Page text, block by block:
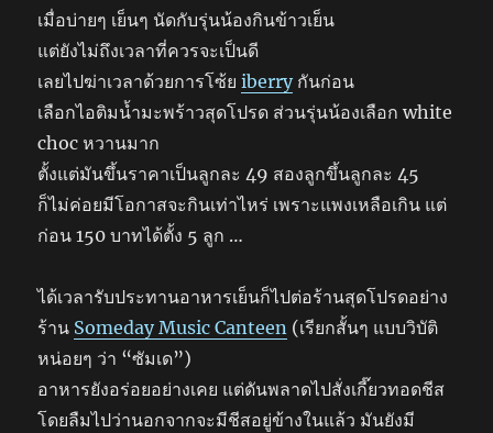
เมื่อบ่ายๆ เย็นๆ นัดกับรุ่นน้องกินข้าวเย็น
แต่ยังไม่ถึงเวลาที่ควรจะเป็นดี
เลยไปฆ่าเวลาด้วยการโซ้ยiberryกันก่อน
เลือกไอติมน้ำมะพร้าวสุดโปรด ส่วนรุ่นน้องเลือก white
choc หวานมาก
ตั้งแต่มันขึ้นราคาเป็นลูกละ 49 สองลูกขึ้นลูกละ 45
ก็ไม่ค่อยมีโอกาสจะกินเท่าไหร่ เพราะแพงเหลือเกิน แต่
ก่อน 150 บาทได้ตั้ง 5 ลูก …
ได้เวลารับประทานอาหารเย็นก็ไปต่อร้านสุดโปรดอย่าง
ร้าน Someday Music Canteen (เรียกสั้นๆ แบบวิบัติ
หน่อยๆ ว่า “ซัมเด”)
อาหารยังอร่อยอย่างเคย แต่ดันพลาดไปสั่งเกี๊ยวทอดชีส
โดยลืมไปว่านอกจากจะมีชีสอยู่ข้างในแล้ว มันยังมี